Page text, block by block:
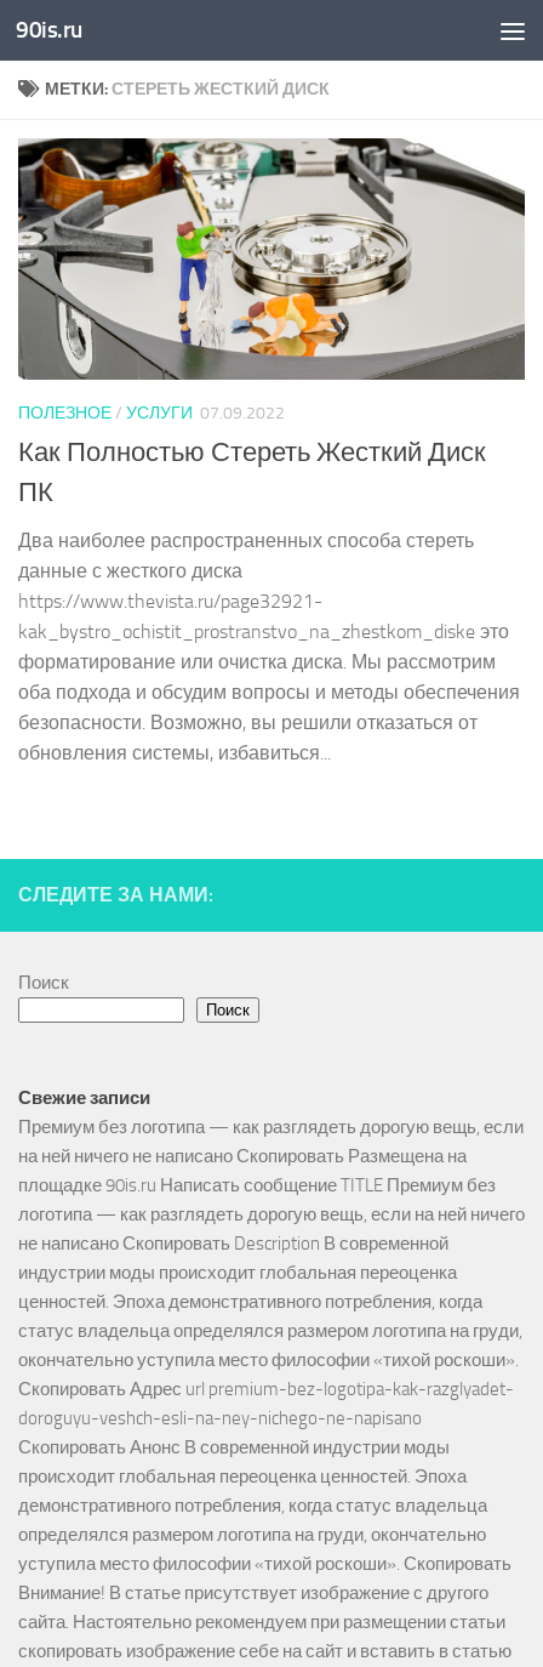
Skip to content
90is.ru
МЕТКИ:СТЕРЕТЬ ЖЕСТКИЙ ДИСК
ПОЛЕЗНОЕ/ УСЛУГИ 07.09.2022
Как Полностью Стереть Жесткий Диск
ПК
Два наиболее распространенных способа стереть
данные с жесткого диска
https://www.thevista.ru/page32921-
kak_bystro_ochistit_prostranstvo_na_zhestkom_diske это
форматирование или очистка диска. Мы рассмотрим
оба подхода и обсудим вопросы и методы обеспечения
безопасности. Возможно, вы решили отказаться от
обновления системы, избавиться...
СЛЕДИТЕ ЗА НАМИ:
Поиск
Поиск
Свежие записи
Премиум без логотипа — как разглядеть дорогую вещь, если
на ней ничего не написано Скопировать Размещена на
площадке 90is.ru Написать сообщение TITLE Премиум без
логотипа — как разглядеть дорогую вещь, если на ней ничего
не написано Скопировать Description В современной
индустрии моды происходит глобальная переоценка
ценностей. Эпоха демонстративного потребления, когда
статус владельца определялся размером логотипа на груди,
окончательно уступила место философии «тихой роскоши».
Скопировать Адрес url premium-bez-logotipa-kak-razglyadet-
doroguyu-veshch-esli-na-ney-nichego-ne-napisano
Скопировать Анонс В современной индустрии моды
происходит глобальная переоценка ценностей. Эпоха
демонстративного потребления, когда статус владельца
определялся размером логотипа на груди, окончательно
уступила место философии «тихой роскоши». Скопировать
Внимание! В статье присутствует изображение с другого
сайта. Настоятельно рекомендуем при размещении статьи
скопировать изображение себе на сайт и вставить в статью